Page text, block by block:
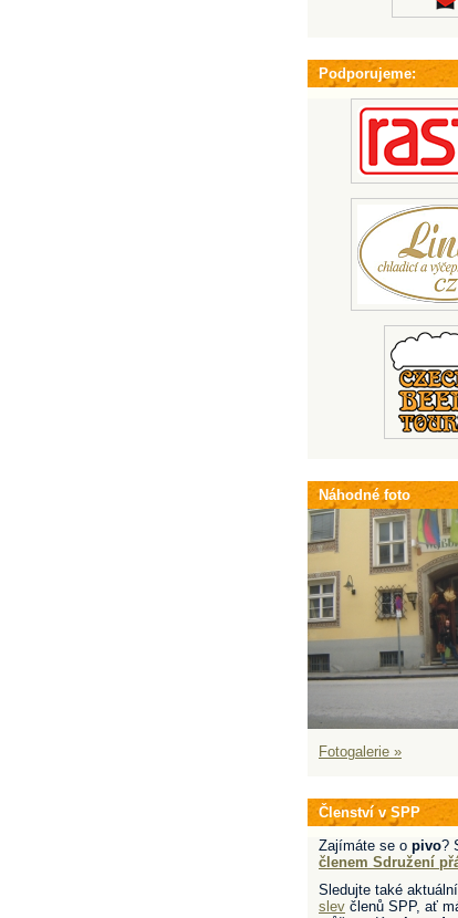
Podporujeme:
Náhodné foto
Fotogalerie »
Členství v SPP
Zajímáte se o pivo?
členem Sdružení
Sledujte také aktuální
slev členů SPP, ať